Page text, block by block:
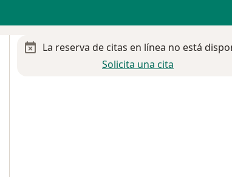
La reserva de citas en línea no está
Solicita una cita